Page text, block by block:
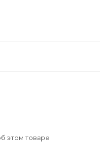
этом товаре